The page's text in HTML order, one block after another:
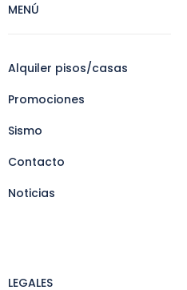
MENÚ
Alquiler pisos/casas
Promociones
Sismo
Contacto
Noticias
LEGALES